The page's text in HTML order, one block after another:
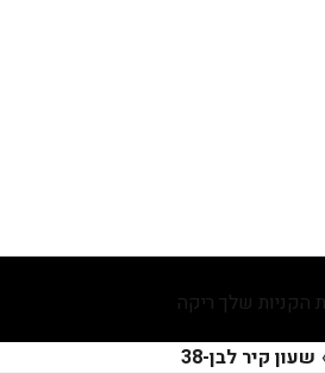
הקניות שלך ריקה
› שעון קיר לבן-38